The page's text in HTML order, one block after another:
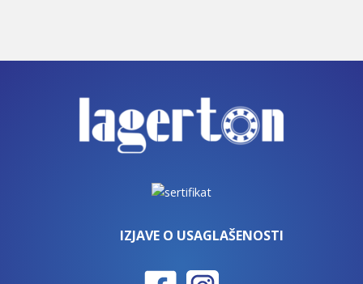
IZJAVE O USAGLAŠENOSTI